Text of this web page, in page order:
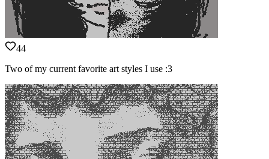
44
Two of my current favorite art styles I use :3